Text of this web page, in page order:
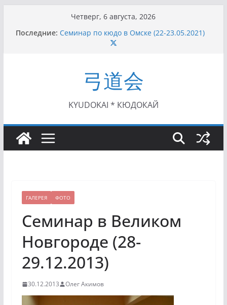
содержимому
Четверг, 6 августа, 2026
Последние: Семинар по кюдо в Омске (22-23.05.2021)
Чемпионат Росcии, Дёмино (2-5.09.2021)
II Кубок Посла Японии в России по Кюдо,
Орёл (25.07.2021)
I этап Кубка Московской области по Кюдо /
Сейдокан II (27.06.2021)
弓道会
KYUDOKAI * КЮДОКАЙ
ГАЛЕРЕЯ ФОТО
Семинар в Великом
Новгороде (28-
29.12.2013)
30.12.2013 Олег Акимов